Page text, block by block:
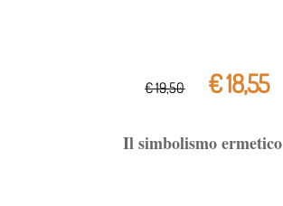
€ 19,50 € 18,55
Il simbolismo ermetico